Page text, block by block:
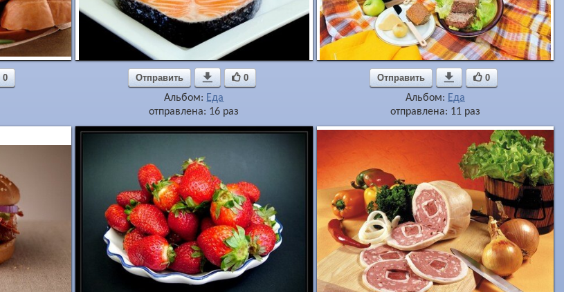
0 Отправить  0
Альбом: Еда
отправлена: 16 раз
Отправить  0
Альбом: Еда
отправлена: 11 раз